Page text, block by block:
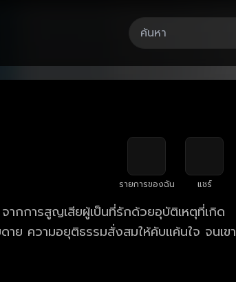
2.11%
รายการของฉัน แชร์
กการสูญเสียผู้เป็นที่รักด้วยอุบัติเหตุที่เกิด
ย ความอยุติธรรมสั่งสมให้คับแค้นใจ จนเขา
ตัดสินใจลุกขึ้นมาสร้างชีวิตใหม่ด้วยมัน